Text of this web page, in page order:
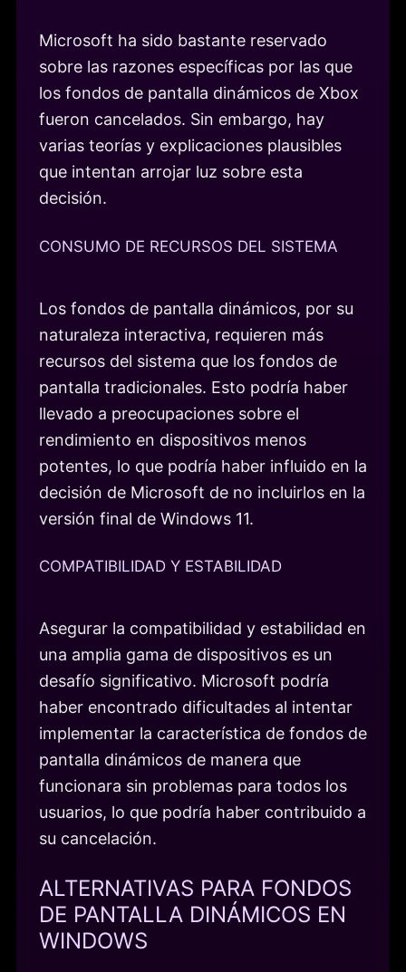
Microsoft ha sido bastante reservado
sobre las razones específicas por las que
los fondos de pantalla dinámicos de Xbox
fueron cancelados. Sin embargo, hay
varias teorías y explicaciones plausibles
que intentan arrojar luz sobre esta
decisión.
CONSUMO DE RECURSOS DEL SISTEMA
Los fondos de pantalla dinámicos, por su
naturaleza interactiva, requieren más
recursos del sistema que los fondos de
pantalla tradicionales. Esto podría haber
llevado a preocupaciones sobre el
rendimiento en dispositivos menos
potentes, lo que podría haber influido en la
decisión de Microsoft de no incluirlos en la
versión final de Windows 11.
COMPATIBILIDAD Y ESTABILIDAD
Asegurar la compatibilidad y estabilidad en
una amplia gama de dispositivos es un
desafío significativo. Microsoft podría
haber encontrado dificultades al intentar
implementar la característica de fondos de
pantalla dinámicos de manera que
funcionara sin problemas para todos los
usuarios, lo que podría haber contribuido a
su cancelación.
ALTERNATIVAS PARA FONDOS
DE PANTALLA DINÁMICOS EN
WINDOWS